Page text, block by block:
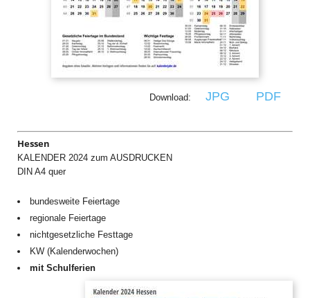
Download: JPG PDF
Hessen
KALENDER 2024 zum AUSDRUCKEN
DIN A4 quer
bundesweite Feiertage
regionale Feiertage
nichtgesetzliche Festtage
KW (Kalenderwochen)
mit Schulferien